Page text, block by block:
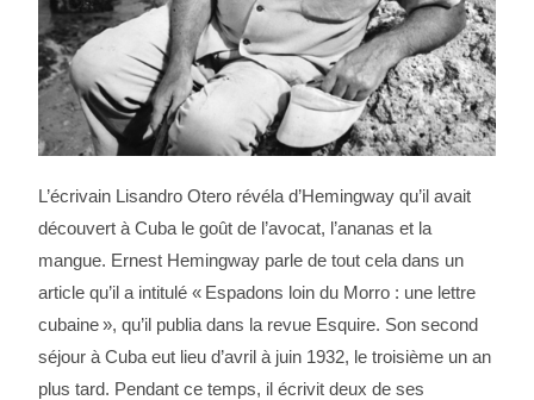
L’écrivain Lisandro Otero révéla d’Hemingway qu’il avait
découvert à Cuba le goût de l’avocat, l’ananas et la
mangue. Ernest Hemingway parle de tout cela dans un
article qu’il a intitulé « Espadons loin du Morro : une lettre
cubaine », qu’il publia dans la revue Esquire. Son second
séjour à Cuba eut lieu d’avril à juin 1932, le troisième un an
plus tard. Pendant ce temps, il écrivit deux de ses